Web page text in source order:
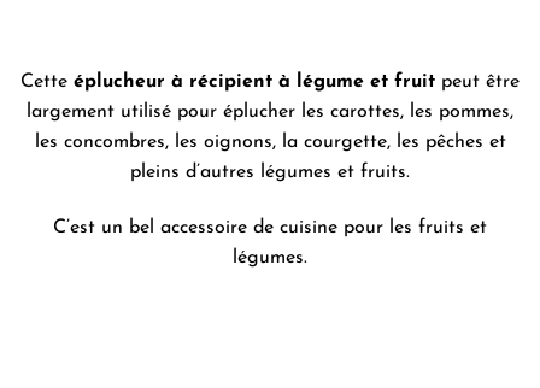
Cette éplucheur à récipient à légume et fruit peut être
largement utilisé pour éplucher les carottes, les pommes,
les concombres, les oignons, la courgette, les pêches et
pleins d’autres légumes et fruits.
C’est un bel accessoire de cuisine pour les fruits et
légumes.